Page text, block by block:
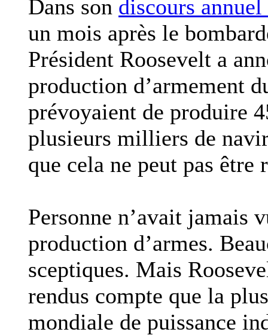
Dans son discours annuel
un mois après le
Président Roosevelt a
production d’armement
prévoyaient de produire
plusieurs milliers de
que cela ne peut pas être
Personne n’avait jamais
production d’armes.
sceptiques. Mais
rendus compte que la
mondiale de puissance